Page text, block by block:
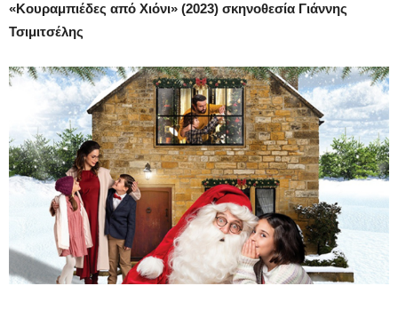
«Κουραμπιέδες από Χιόνι» (2023) σκηνοθεσία Γιάννης
Τσιμιτσέλης